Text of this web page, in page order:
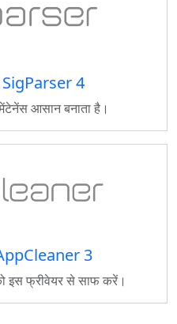
4
आसान बनाता है।
3
इस फ्रीवेयर से साफ करें।